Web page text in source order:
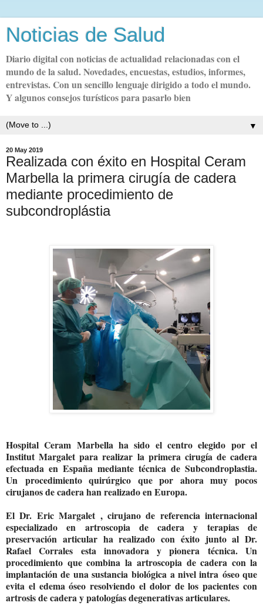
Noticias de Salud
Diario digital con noticias de actualidad relacionadas con el
mundo de la salud. Novedades, encuestas, estudios, informes,
entrevistas. Con un sencillo lenguaje dirigido a todo el mundo.
Y algunos consejos turísticos para pasarlo bien
▼
20 May 2019
Realizada con éxito en Hospital Ceram
Marbella la primera cirugía de cadera
mediante procedimiento de
subcondroplástia
Hospital Ceram Marbellaha sido el centro elegido por el
Institut Margalet para realizar la primera cirugía de cadera
efectuada en España mediante técnica de Subcondroplastia.
Un procedimiento quirúrgico que por ahora muy pocos
cirujanos de cadera han realizado en Europa.
El Dr. Eric Margalet , cirujano de referencia internacional
especializado en artroscopia de cadera y terapias de
preservación articular ha realizado con éxito junto al Dr.
Rafael Corrales esta innovadora y pionera técnica. Un
procedimiento que combina la artroscopia de cadera con la
implantación de una sustancia biológica a nivel intra óseo que
evita el edema óseo resolviendo el dolor de los pacientes con
artrosis de cadera y patologías degenerativas articulares.